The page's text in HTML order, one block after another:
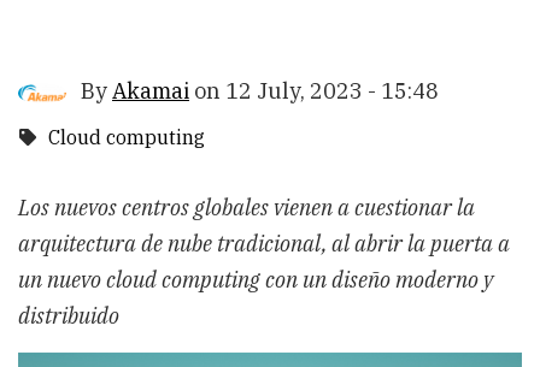
ByAkamai on 12 July, 2023 - 15:48
Cloud computing
Los nuevos centros globales vienen a cuestionar la
arquitectura de nube tradicional, al abrir la puerta a
un nuevo cloud computing con un diseño moderno y
distribuido